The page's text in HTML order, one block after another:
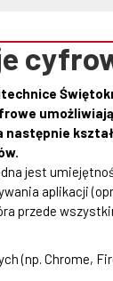
jest
aplikacji
przede
(np. Chrome,